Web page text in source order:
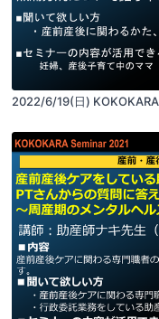
2022/6/19(日)